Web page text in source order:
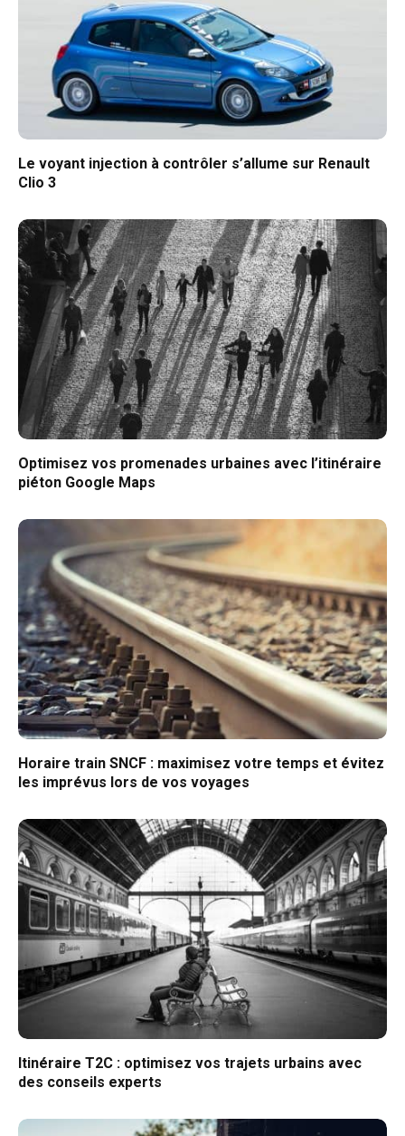
Le voyant injection à contrôler s’allume sur Renault
Clio 3
Optimisez vos promenades urbaines avec l’itinéraire
piéton Google Maps
Horaire train SNCF : maximisez votre temps et évitez
les imprévus lors de vos voyages
Itinéraire T2C : optimisez vos trajets urbains avec
des conseils experts